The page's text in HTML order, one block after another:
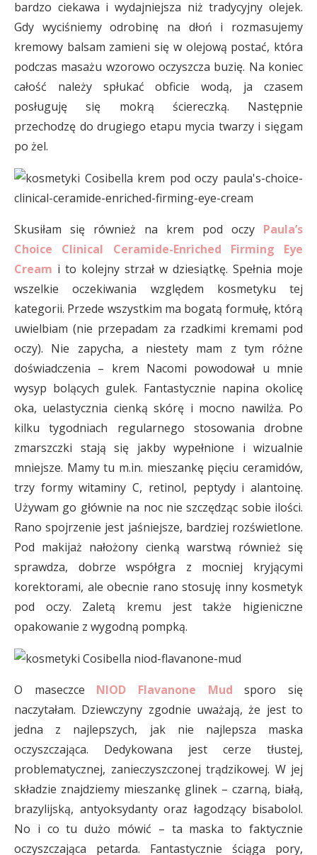
bardzo ciekawa i wydajniejsza niż tradycyjny olejek.
Gdy wyciśniemy odrobinę na dłoń i rozmasujemy
kremowy balsam zamieni się w olejową postać, która
podczas masażu wzorowo oczyszcza buzię. Na koniec
całość należy spłukać obficie wodą, ja czasem
posługuję się mokrą ściereczką. Następnie
przechodzę do drugiego etapu mycia twarzy i sięgam
po żel.
Skusiłam się również na krem pod oczy Paula’s
Choice Clinical Ceramide-Enriched Firming Eye
Cream i to kolejny strzał w dziesiątkę. Spełnia moje
wszelkie oczekiwania względem kosmetyku tej
kategorii. Przede wszystkim ma bogatą formułę, którą
uwielbiam (nie przepadam za rzadkimi kremami pod
oczy). Nie zapycha, a niestety mam z tym różne
doświadczenia – krem Nacomi powodował u mnie
wysyp bolących gulek. Fantastycznie napina okolicę
oka, uelastycznia cienką skórę i mocno nawilża. Po
kilku tygodniach regularnego stosowania drobne
zmarszczki stają się jakby wypełnione i wizualnie
mniejsze. Mamy tu m.in. mieszankę pięciu ceramidów,
trzy formy witaminy C, retinol, peptydy i alantoinę.
Używam go głównie na noc nie szczędząc sobie ilości.
Rano spojrzenie jest jaśniejsze, bardziej rozświetlone.
Pod makijaż nałożony cienką warstwą również się
sprawdza, dobrze współgra z mocniej kryjącymi
korektorami, ale obecnie rano stosuję inny kosmetyk
pod oczy. Zaletą kremu jest także higieniczne
opakowanie z wygodną pompką.
O maseczce NIOD Flavanone Mud sporo się
naczytałam. Dziewczyny zgodnie uważają, że jest to
jedna z najlepszych, jak nie najlepsza maska
oczyszczająca. Dedykowana jest cerze tłustej,
problematycznej, zanieczyszczonej trądzikowej. W jej
składzie znajdziemy mieszankę glinek – czarną, białą,
brazylijską, antyoksydanty oraz łagodzący bisabolol.
No i co tu dużo mówić – ta maska to faktycznie
oczyszczająca petarda. Fantastycznie ściąga pory,